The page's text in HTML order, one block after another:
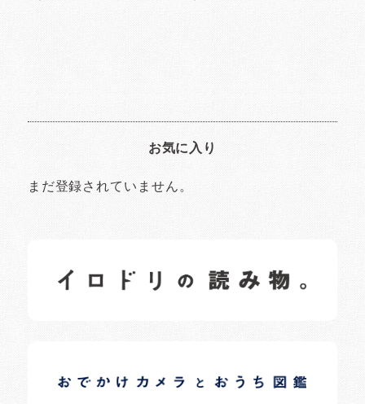
お気に入り
まだ登録されていません。
日常の様子など随時更新中です。
日常の様子など随時更新中です。